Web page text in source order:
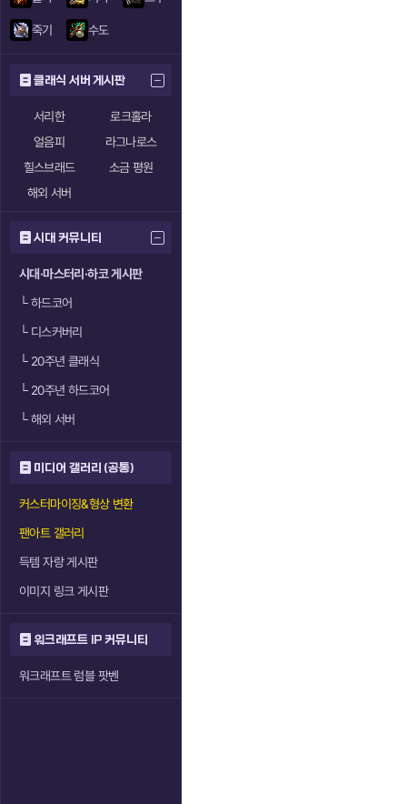
죽기 수도
클래식 서버 게시판
서리한
로크홀라
얼음피
라그나로스
힐스브래드
소금 평원
해외 서버
시대 커뮤니티
시대·마스터리·하코 게시판
└하드코어
└디스커버리
└20주년 클래식
└20주년 하드코어
└해외 서버
미디어 갤러리 (공통)
커스터마이징&형상 변환
팬아트 갤러리
득템 자랑 게시판
이미지 링크 게시판
워크래프트 IP 커뮤니티
워크래프트 럼블 팟벤